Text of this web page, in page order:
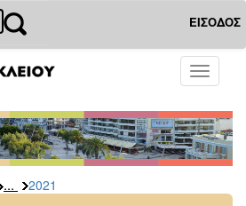
ΕΙΣΟΔΟΣ
Toggle
... 2021